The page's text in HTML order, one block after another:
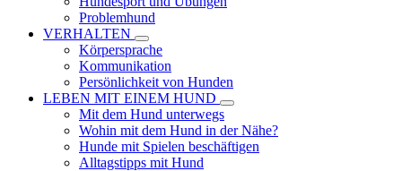
Problemhund
VERHALTEN
Körpersprache
Kommunikation
Persönlichkeit von Hunden
LEBEN MIT EINEM HUND
Mit dem Hund unterwegs
Wohin mit dem Hund in der Nähe?
Hunde mit Spielen beschäftigen
Alltagstipps mit Hund